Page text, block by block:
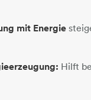
mit Energie
Hilft